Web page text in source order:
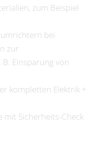
zum Beispiel
bei
zur
B. Einsparung von
kompletten Elektrik +
mit Sicherheits-Check